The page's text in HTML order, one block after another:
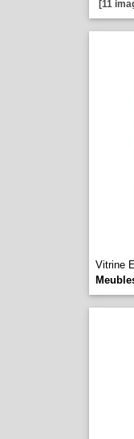
[11
Vitrine